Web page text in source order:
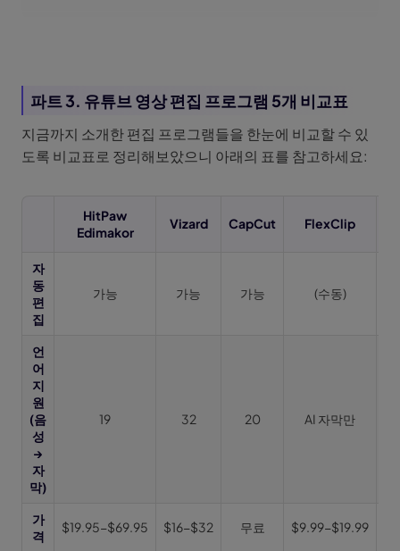
파트 3. 유튜브 영상 편집 프로그램 5개 비교표
지금까지 소개한 편집 프로그램들을 한눈에 비교할 수 있
도록 비교표로 정리해보았으니 아래의 표를 참고하세요:
HitPaw
Edimakor
Vizard CapCut FlexClip
자
동
편
집
가능 가능 가능 (수동)
언
어
지
원
(음
성
→
자
막)
19 32 20 AI 자막만
가
격
$19.95-$69.95 $16-$32 무료 $9.99-$19.99